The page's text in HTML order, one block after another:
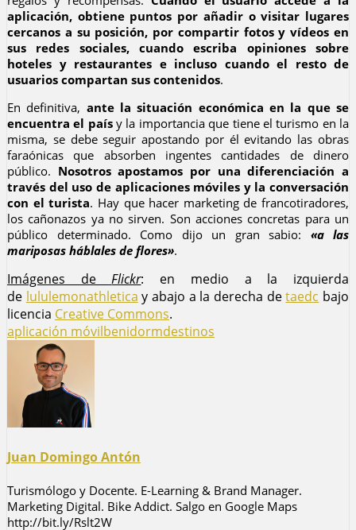
aplicación, obtiene puntos por añadir o visitar lugares
cercanos a su posición, por compartir fotos y vídeos en
sus redes sociales, cuando escriba opiniones sobre
hoteles y restaurantes e incluso cuando el resto de
usuarios compartan sus contenidos.
En definitiva, ante la situación económica en la que se
encuentra el paísy la importancia que tiene el turismo en la
misma, se debe seguir apostando por él evitando las obras
faraónicas que absorben ingentes cantidades de dinero
público. Nosotros apostamos por una diferenciación a
través del uso de aplicaciones móviles y la conversación
con el turista. Hay que hacer marketing de francotiradores,
los cañonazos ya no sirven. Son acciones concretas para un
público determinado. Como dijo un gran sabio: «a las
mariposas háblales de flores».
Imágenes deFlickr: en medio a la izquierda
de lululemonathletica y abajo a la derecha detaedc bajo
licencia Creative Commons.
aplicación móvilbenidormdestinos
Juan Domingo Antón
Turismólogo y Docente. E-Learning & Brand Manager.
Marketing Digital. Bike Addict. Salgo en Google Maps
http://bit.ly/Rslt2W